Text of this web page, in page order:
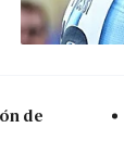
de